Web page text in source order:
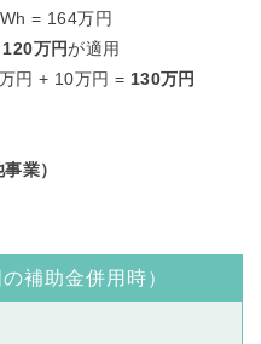
= 164万円
120万円が適用
円 + 10万円 = 130万円
業）
補助金併用時）